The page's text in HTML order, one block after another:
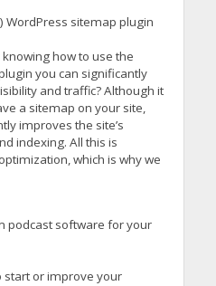
WordPress sitemap plugin
how to use the
you can significantly
and traffic? Although it
a sitemap on your site,
improves the site’s
indexing. All this is
which is why we
podcast software for your
start or improve your